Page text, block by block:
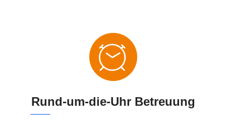
Rund-um-die-Uhr Betreuung